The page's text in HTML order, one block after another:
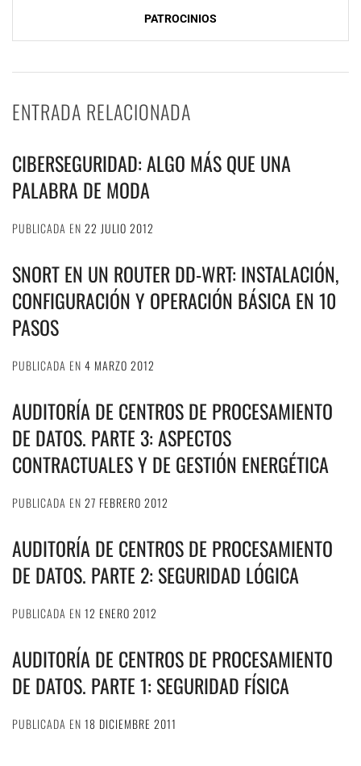
PATROCINIOS
ENTRADA RELACIONADA
CIBERSEGURIDAD: ALGO MÁS QUE UNA
PALABRA DE MODA
PUBLICADA EN 22 JULIO 2012
SNORT EN UN ROUTER DD-WRT: INSTALACIÓN,
CONFIGURACIÓN Y OPERACIÓN BÁSICA EN 10
PASOS
PUBLICADA EN 4 MARZO 2012
AUDITORÍA DE CENTROS DE PROCESAMIENTO
DE DATOS. PARTE 3: ASPECTOS
CONTRACTUALES Y DE GESTIÓN ENERGÉTICA
PUBLICADA EN 27 FEBRERO 2012
AUDITORÍA DE CENTROS DE PROCESAMIENTO
DE DATOS. PARTE 2: SEGURIDAD LÓGICA
PUBLICADA EN 12 ENERO 2012
AUDITORÍA DE CENTROS DE PROCESAMIENTO
DE DATOS. PARTE 1: SEGURIDAD FÍSICA
PUBLICADA EN 18 DICIEMBRE 2011